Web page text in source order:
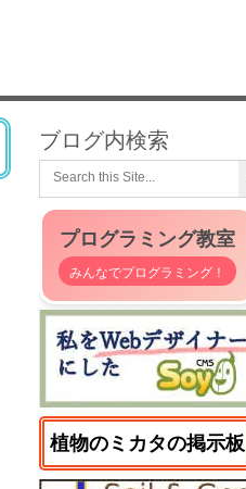
ブログ内検索
プログラミング教室
みんなでプログラミング！
植物のミカタの掲示板